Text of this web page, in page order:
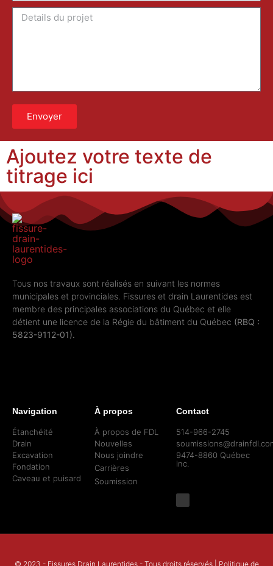
Envoyer
Ajoutez votre texte de
titrage ici
Tous nos travaux sont réalisés en suivant les normes
municipales et provinciales. Fissures et drain Laurentides est
membre des principales associations du Québec et elle
détient une licence de la Régie du bâtiment du Québec (RBQ :
5823-9112-01).
Navigation
Étanchéité
Drain
Excavation
Fondation
Caveau et puisard
À propos
À propos de FDL
Nouvelles
Nous joindre
Carrières
Soumission
Contact
514-966-2745
9474-8860 Québec
inc.
© 2023 - Fissures Drain Laurentides - Tous droits réservés | Politique de